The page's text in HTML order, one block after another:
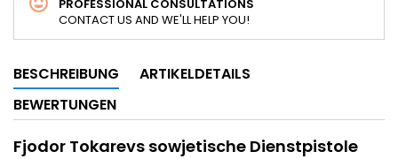
PROFESSIONAL CONSULTATIONS
CONTACT US AND WE'LL HELP YOU!
BESCHREIBUNG
ARTIKELDETAILS
BEWERTUNGEN
Fjodor Tokarevs sowjetische Dienstpistole